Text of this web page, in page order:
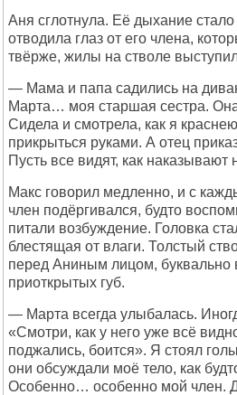
Аня сглотнула. Её дыхание
отводила глаз от его члена,
твёрже, жилы на стволе
— Мама и папа садились на
Марта… моя старшая сестра.
Сидела и смотрела, как я
прикрыться руками. А отец
Пусть все видят, как
Макс говорил медленно, и с
член подёргивался, будто
питали возбуждение. Головка
блестящая от влаги. Толстый
перед Аниным лицом, буквально
приоткрытых губ.
— Марта всегда улыбалась.
«Смотри, как у него уже всё
поджались, боится». Я стоял
они обсуждали моё тело, как
Особенно… особенно мой член.